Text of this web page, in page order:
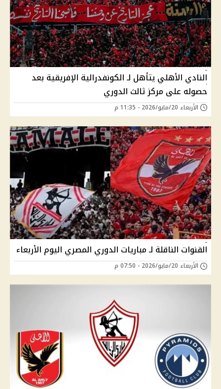
النادي الأهلي يتأهل لـ الكونفدرالية الإفريقية بعد
حصوله على مركز ثالث الدوري
الأربعاء 20/مايو/2026 - 11:35 م
القنوات الناقلة لـ مباريات الدوري المصري اليوم الأربعاء
الأربعاء 20/مايو/2026 - 07:50 م